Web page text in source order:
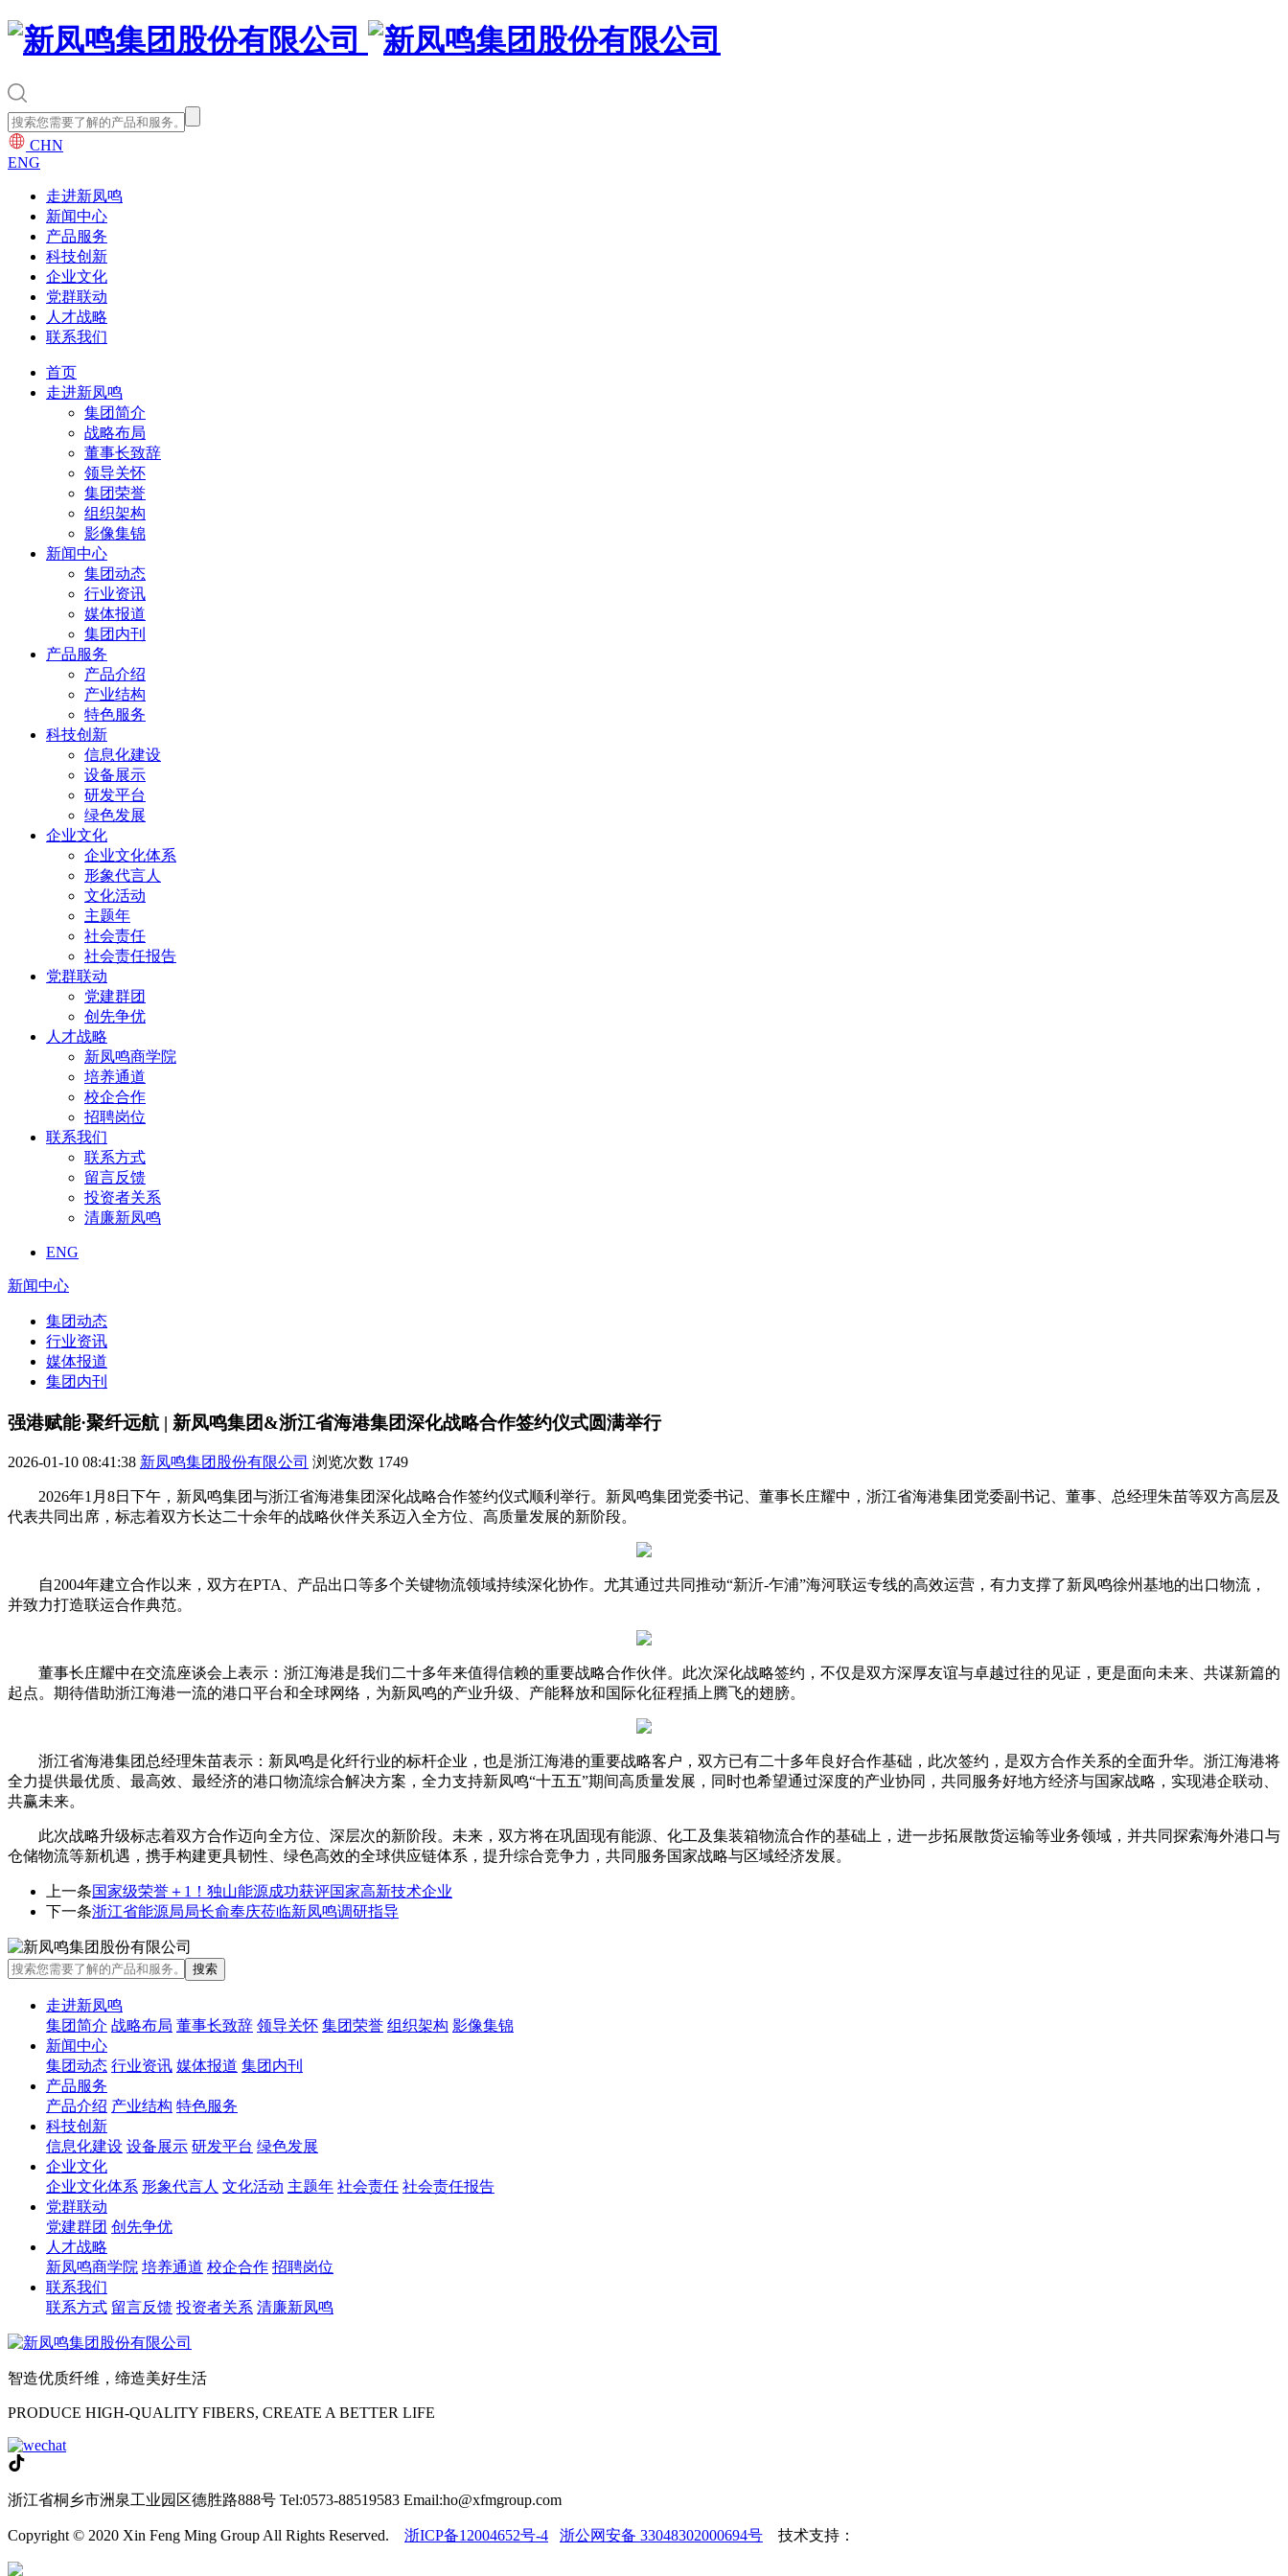
CHN
ENG
走进新凤鸣
新闻中心
产品服务
科技创新
企业文化
党群联动
人才战略
联系我们
首页
走进新凤鸣
集团简介
战略布局
董事长致辞
领导关怀
集团荣誉
组织架构
影像集锦
新闻中心
集团动态
行业资讯
媒体报道
集团内刊
产品服务
产品介绍
产业结构
特色服务
科技创新
信息化建设
设备展示
研发平台
绿色发展
企业文化
企业文化体系
形象代言人
文化活动
主题年
社会责任
社会责任报告
党群联动
党建群团
创先争优
人才战略
新凤鸣商学院
培养通道
校企合作
招聘岗位
联系我们
联系方式
留言反馈
投资者关系
清廉新凤鸣
ENG
新闻中心
集团动态
行业资讯
媒体报道
集团内刊
强港赋能·聚纤远航 | 新凤鸣集团&浙江省海港集团深化战略合作签约仪式圆满举行
2026-01-10 08:41:38 新凤鸣集团股份有限公司 浏览次数 1749
2026年1月8日下午，新凤鸣集团与浙江省海港集团深化战略合作签约仪式顺利举行。新凤鸣集团党委书记、董事长庄耀中，浙江省海港集团党委副书记、董事、总经理朱苗等双方高层及
代表共同出席，标志着双方长达二十余年的战略伙伴关系迈入全方位、高质量发展的新阶段。
自2004年建立合作以来，双方在PTA、产品出口等多个关键物流领域持续深化协作。尤其通过共同推动“新沂-乍浦”海河联运专线的高效运营，有力支撑了新凤鸣徐州基地的出口物流，
并致力打造联运合作典范。
董事长庄耀中在交流座谈会上表示：浙江海港是我们二十多年来值得信赖的重要战略合作伙伴。此次深化战略签约，不仅是双方深厚友谊与卓越过往的见证，更是面向未来、共谋新篇的
起点。期待借助浙江海港一流的港口平台和全球网络，为新凤鸣的产业升级、产能释放和国际化征程插上腾飞的翅膀。
浙江省海港集团总经理朱苗表示：新凤鸣是化纤行业的标杆企业，也是浙江海港的重要战略客户，双方已有二十多年良好合作基础，此次签约，是双方合作关系的全面升华。浙江海港将
全力提供最优质、最高效、最经济的港口物流综合解决方案，全力支持新凤鸣“十五五”期间高质量发展，同时也希望通过深度的产业协同，共同服务好地方经济与国家战略，实现港企联动、
共赢未来。
此次战略升级标志着双方合作迈向全方位、深层次的新阶段。未来，双方将在巩固现有能源、化工及集装箱物流合作的基础上，进一步拓展散货运输等业务领域，并共同探索海外港口与
仓储物流等新机遇，携手构建更具韧性、绿色高效的全球供应链体系，提升综合竞争力，共同服务国家战略与区域经济发展。
上一条国家级荣誉＋1！独山能源成功获评国家高新技术企业
下一条浙江省能源局局长俞奉庆莅临新凤鸣调研指导
走进新凤鸣
集团简介 战略布局 董事长致辞 领导关怀 集团荣誉 组织架构 影像集锦
新闻中心
集团动态 行业资讯 媒体报道 集团内刊
产品服务
产品介绍 产业结构 特色服务
科技创新
信息化建设 设备展示 研发平台 绿色发展
企业文化
企业文化体系 形象代言人 文化活动 主题年 社会责任 社会责任报告
党群联动
党建群团 创先争优
人才战略
新凤鸣商学院 培养通道 校企合作 招聘岗位
联系我们
联系方式 留言反馈 投资者关系 清廉新凤鸣
智造优质纤维，缔造美好生活
PRODUCE HIGH-QUALITY FIBERS, CREATE A BETTER LIFE
浙江省桐乡市洲泉工业园区德胜路888号 Tel:0573-88519583 Email:ho@xfmgroup.com
Copyright © 2020 Xin Feng Ming Group All Rights Reserved. 浙ICP备12004652号-4 浙公网安备 33048302000694号 技术支持：